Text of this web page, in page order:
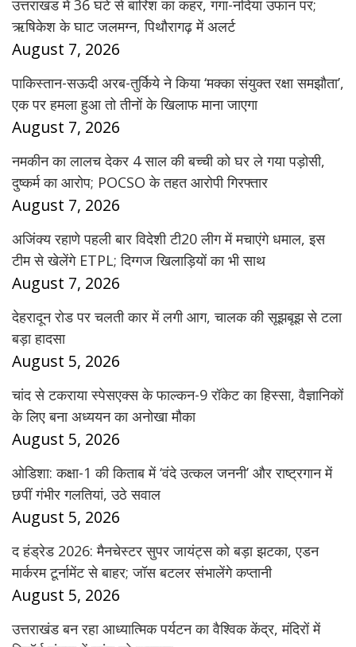
उत्तराखंड में 36 घंटे से बारिश का कहर, गंगा-नदियां उफान पर;
ऋषिकेश के घाट जलमग्न, पिथौरागढ़ में अलर्ट
August 7, 2026
पाकिस्तान-सऊदी अरब-तुर्किये ने किया ‘मक्का संयुक्त रक्षा समझौता’,
एक पर हमला हुआ तो तीनों के खिलाफ माना जाएगा
August 7, 2026
नमकीन का लालच देकर 4 साल की बच्ची को घर ले गया पड़ोसी,
दुष्कर्म का आरोप; POCSO के तहत आरोपी गिरफ्तार
August 7, 2026
अजिंक्य रहाणे पहली बार विदेशी टी20 लीग में मचाएंगे धमाल, इस
टीम से खेलेंगे ETPL; दिग्गज खिलाड़ियों का भी साथ
August 7, 2026
देहरादून रोड पर चलती कार में लगी आग, चालक की सूझबूझ से टला
बड़ा हादसा
August 5, 2026
चांद से टकराया स्पेसएक्स के फाल्कन-9 रॉकेट का हिस्सा, वैज्ञानिकों
के लिए बना अध्ययन का अनोखा मौका
August 5, 2026
ओडिशा: कक्षा-1 की किताब में ‘वंदे उत्कल जननी’ और राष्ट्रगान में
छपीं गंभीर गलतियां, उठे सवाल
August 5, 2026
द हंड्रेड 2026: मैनचेस्टर सुपर जायंट्स को बड़ा झटका, एडन
मार्करम टूर्नामेंट से बाहर; जॉस बटलर संभालेंगे कप्तानी
August 5, 2026
उत्तराखंड बन रहा आध्यात्मिक पर्यटन का वैश्विक केंद्र, मंदिरों में